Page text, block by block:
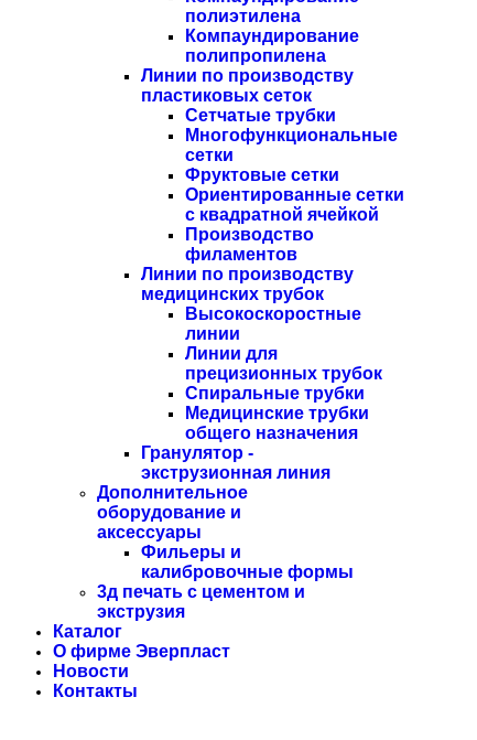
полиэтилена
Компаундирование
полипропилена
Линии по производству
пластиковых сеток
Сетчатые трубки
Многофункциональные
сетки
Фруктовые сетки
Ориентированные сетки
с квадратной ячейкой
Производство
филаментов
Линии по производству
медицинских трубок
Высокоскоростные
линии
Линии для
прецизионных трубок
Спиральные трубки
Медицинские трубки
общего назначения
Гранулятор -
экструзионная линия
Дополнительное
оборудование и
аксессуары
Фильеры и
калибровочные формы
3д печать с цементом и
экструзия
Каталог
О фирме Эверпласт
Новости
Контакты